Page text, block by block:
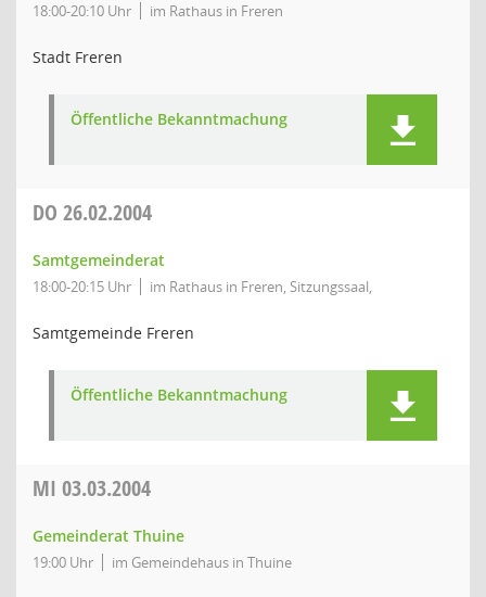
18:00-20:10 Uhr im Rathaus in Freren
Stadt Freren
Öffentliche Bekanntmachung
DO 26.02.2004
Samtgemeinderat
18:00-20:15 Uhr im Rathaus in Freren, Sitzungssaal,
Samtgemeinde Freren
Öffentliche Bekanntmachung
MI 03.03.2004
Gemeinderat Thuine
19:00 Uhr im Gemeindehaus in Thuine